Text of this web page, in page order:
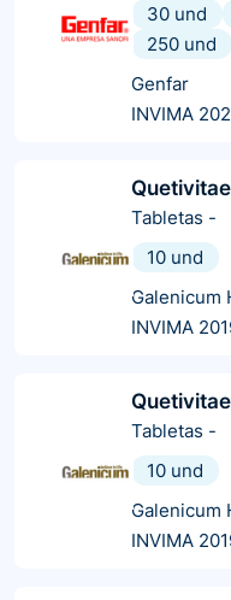
30 und
250 und
Genfar
INVIMA
Quetivitae
Tabletas -
10 und
Galenicum
INVIMA
Quetivitae
Tabletas -
10 und
Galenicum
INVIMA